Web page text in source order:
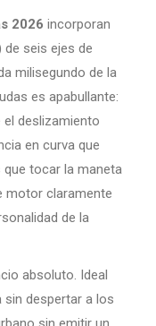
2026 incorporan
de seis ejes de
milisegundo de la
es apabullante:
deslizamiento
en curva que
tocar la maneta
motor claramente
de la
absoluto. Ideal
sin despertar a los